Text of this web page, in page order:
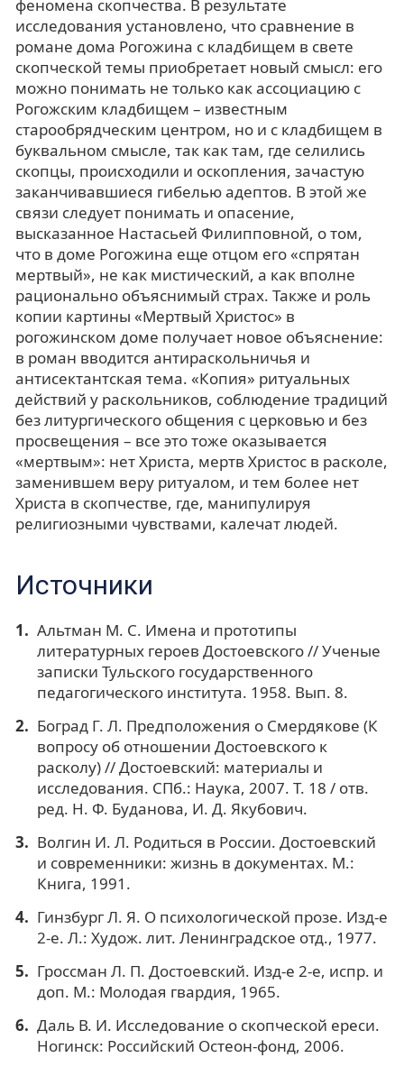
феномена скопчества. В результате
исследования установлено, что сравнение в
романе дома Рогожина с кладбищем в свете
скопческой темы приобретает новый смысл: его
можно понимать не только как ассоциацию с
Рогожским кладбищем – известным
старообрядческим центром, но и с кладбищем в
буквальном смысле, так как там, где селились
скопцы, происходили и оскопления, зачастую
заканчивавшиеся гибелью адептов. В этой же
связи следует понимать и опасение,
высказанное Настасьей Филипповной, о том,
что в доме Рогожина еще отцом его «спрятан
мертвый», не как мистический, а как вполне
рационально объяснимый страх. Также и роль
копии картины «Мертвый Христос» в
рогожинском доме получает новое объяснение:
в роман вводится антираскольничья и
антисектантская тема. «Копия» ритуальных
действий у раскольников, соблюдение традиций
без литургического общения с церковью и без
просвещения – все это тоже оказывается
«мертвым»: нет Христа, мертв Христос в расколе,
заменившем веру ритуалом, и тем более нет
Христа в скопчестве, где, манипулируя
религиозными чувствами, калечат людей.
Источники
Альтман М. С. Имена и прототипы
литературных героев Достоевского // Ученые
записки Тульского государственного
педагогического института. 1958. Вып. 8.
Боград Г. Л. Предположения о Смердякове (К
вопросу об отношении Достоевского к
расколу) // Достоевский: материалы и
исследования. СПб.: Наука, 2007. Т. 18 / отв.
ред. Н. Ф. Буданова, И. Д. Якубович.
Волгин И. Л. Родиться в России. Достоевский
и современники: жизнь в документах. М.:
Книга, 1991.
Гинзбург Л. Я. О психологической прозе. Изд-е
2-е. Л.: Худож. лит. Ленинградское отд., 1977.
Гроссман Л. П. Достоевский. Изд-е 2-е, испр. и
доп. М.: Молодая гвардия, 1965.
Даль В. И. Исследование о скопческой ереси.
Ногинск: Российский Остеон-фонд, 2006.